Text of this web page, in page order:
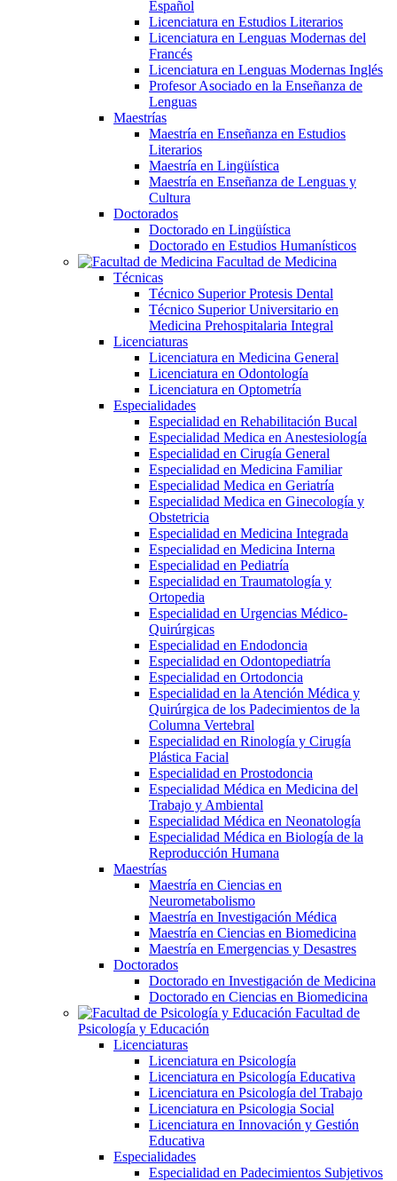
Español
Licenciatura en Estudios Literarios
Licenciatura en Lenguas Modernas del
Francés
Licenciatura en Lenguas Modernas Inglés
Profesor Asociado en la Enseñanza de
Lenguas
Maestrías
Maestría en Enseñanza en Estudios
Literarios
Maestría en Lingüística
Maestría en Enseñanza de Lenguas y
Cultura
Doctorados
Doctorado en Lingüística
Doctorado en Estudios Humanísticos
Facultad de Medicina
Técnicas
Técnico Superior Protesis Dental
Técnico Superior Universitario en
Medicina Prehospitalaria Integral
Licenciaturas
Licenciatura en Medicina General
Licenciatura en Odontología
Licenciatura en Optometría
Especialidades
Especialidad en Rehabilitación Bucal
Especialidad Medica en Anestesiología
Especialidad en Cirugía General
Especialidad en Medicina Familiar
Especialidad Medica en Geriatría
Especialidad Medica en Ginecología y
Obstetricia
Especialidad en Medicina Integrada
Especialidad en Medicina Interna
Especialidad en Pediatría
Especialidad en Traumatología y
Ortopedia
Especialidad en Urgencias Médico-
Quirúrgicas
Especialidad en Endodoncia
Especialidad en Odontopediatría
Especialidad en Ortodoncia
Especialidad en la Atención Médica y
Quirúrgica de los Padecimientos de la
Columna Vertebral
Especialidad en Rinología y Cirugía
Plástica Facial
Especialidad en Prostodoncia
Especialidad Médica en Medicina del
Trabajo y Ambiental
Especialidad Médica en Neonatología
Especialidad Médica en Biología de la
Reproducción Humana
Maestrías
Maestría en Ciencias en
Neurometabolismo
Maestría en Investigación Médica
Maestría en Ciencias en Biomedicina
Maestría en Emergencias y Desastres
Doctorados
Doctorado en Investigación de Medicina
Doctorado en Ciencias en Biomedicina
Facultad de
Psicología y Educación
Licenciaturas
Licenciatura en Psicología
Licenciatura en Psicología Educativa
Licenciatura en Psicología del Trabajo
Licenciatura en Psicologia Social
Licenciatura en Innovación y Gestión
Educativa
Especialidades
Especialidad en Padecimientos Subjetivos